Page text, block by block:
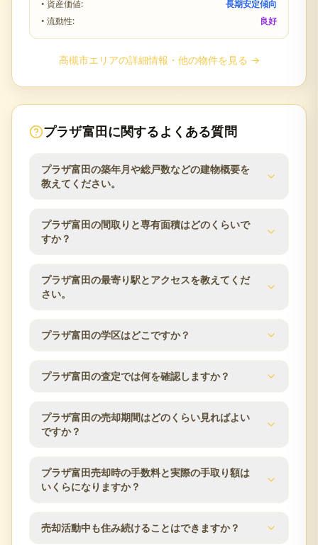
• 資産価値:
長期安定傾向
• 流動性:
良好
高槻市エリアの詳細情報・他の物件を見る →
プラザ富田 に関するよくある質問
プラザ富田の築年月や総戸数などの建物概要を
教えてください。
プラザ富田の建物概要は次のとおりです。築年月は
1979年6月、総戸数は16戸、建物は4階建、構造は
分譲会社は勝田不動産、施工会社は富士工、管理会
社はSONO、管理方式は巡回です。査定時にはこれ
らの建物条件と管理状況を確認します。
プラザ富田の間取りと専有面積はどのくらいで
すか？
プラザ富田の分譲時の公表値では、専有面積は
47.49m²〜58.14m²です。同じマンション内でも住戸
の条件をもとに査定します。
プラザ富田の最寄り駅とアクセスを教えてくだ
さい。
プラザ富田の交通アクセスは阪急京都本線／富田駅
徒歩1分 JR東海道本線／摂津富田駅 徒歩2分です。所
在地は大阪府高槻市富田町1丁目13-25です。駅から
の距離や利用できる路線は、マンション売却時の検
討条件としてよく確認される項目です。
プラザ富田の学区はどこですか？
分譲時の公表情報では、小学校区は高槻市立赤大路
小学校、中学校区は高槻市立第四中学校です。学区
は自治体の区域変更により変わる場合があるため、
最新の情報は高槻市の教育委員会などでご確認くだ
さい。
プラザ富田の査定では何を確認しますか？
プラザ富田の査定では、築年数、階数、方位、専有
面積、間取り、室内状態、管理状況、修繕履歴、近
向も踏まえ、売却方針をご提案します。
プラザ富田の売却期間はどのくらい見ればよい
ですか？
売却期間は販売価格、住戸条件、市場状況、内覧対
応のしやすさによって変わります。査定時に近隣の
の目安をご案内します。
プラザ富田売却時の手数料と実際の手取り額は
いくらになりますか？
仲介手数料は成約価格の3％+6万円（税別）が上限で
す。登記費用、住宅ローン残債、譲渡所得税の可能
売却活動中も住み続けることはできますか？